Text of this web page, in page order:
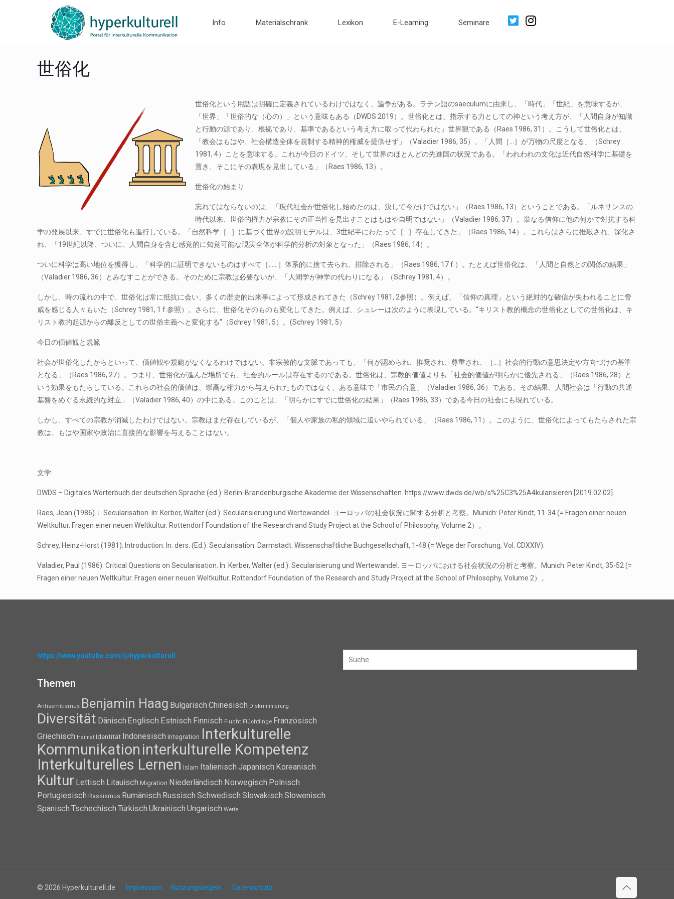
Info Materialschrank Lexikon E-Learning Seminare
世俗化
世俗化という用語は明確に定義されているわけではなく、論争がある。ラテン語のsaeculumに由来し、「時代」「世紀」を意味するが、
「世界」「世俗的な（心の）」という意味もある（DWDS 2019）。世俗化とは、指示する力としての神という考え方が、「人間自身が知識
と行動の源であり、根拠であり、基準であるという考え方に取って代わられた」世界観である（Raes 1986, 31）。こうして世俗化とは、
「教会はもはや、社会構造全体を規制する精神的権威を提供せず」（Valadier 1986, 35）、「人間［…］が万物の尺度となる」（Schrey
1981, 4）ことを意味する。これが今日のドイツ、そして世界のほとんどの先進国の状況である。「われわれの文化は近代自然科学に基礎を
置き、そこにその表現を見出している」（Raes 1986, 13）。
世俗化の始まり
忘れてはならないのは、「現代社会が世俗化し始めたのは、決して今だけではない」（Raes 1986, 13）ということである。「ルネサンスの
時代以来、世俗的権力が宗教にその正当性を見出すことはもはや自明ではない」（Valadier 1986, 37）。単なる信仰に他の何かで対抗する科
学の発展以来、すでに世俗化も進行している。「自然科学［…］に基づく世界の説明モデルは、3世紀半にわたって［…］存在してきた」（Raes 1986, 14）。これらはさらに推敲され、深化さ
れ、「19世紀以降、ついに、人間自身を含む感覚的に知覚可能な現実全体が科学的分析の対象となった」（Raes 1986, 14）。
ついに科学は高い地位を獲得し、「科学的に証明できないものはすべて［……］体系的に捨て去られ、排除される」（Raes 1986, 17 f.）。たとえば世俗化は、「人間と自然との関係の結果」
（Valadier 1986, 36）とみなすことができる。そのために宗教は必要ないが、「人間学が神学の代わりになる」（Schrey 1981, 4）。
しかし、時の流れの中で、世俗化は常に抵抗に会い、多くの歴史的出来事によって形成されてきた（Schrey 1981, 2参照）。例えば、「信仰の真理」という絶対的な確信が失われることに脅
威を感じる人々もいた（Schrey 1981, 1 f.参照）。さらに、世俗化そのものも変化してきた。例えば、シュレーは次のように表現している。“キリスト教的概念の世俗化としての世俗化は、キ
リスト教的起源からの離反としての世俗主義へと変化する“（Schrey 1981, 5）。(Schrey 1981, 5）
今日の価値観と規範
社会が世俗化したからといって、価値観や規範がなくなるわけではない。非宗教的な文脈であっても、「何が認められ、推奨され、尊重され、［…］社会的行動の意思決定や方向づけの基準
となる」（Raes 1986, 27）。つまり、世俗化が進んだ場所でも、社会的ルールは存在するのである。世俗化は、宗教的価値よりも「社会的価値が明らかに優先される」（Raes 1986, 28）と
いう効果をもたらしている。これらの社会的価値は、崇高な権力から与えられたものではなく、ある意味で「市民の合意」（Valadier 1986, 36）である。その結果、人間社会は「行動の共通
基盤をめぐる永続的な対立」（Valadier 1986, 40）の中にある。このことは、「明らかにすでに世俗化の結果」（Raes 1986, 33）である今日の社会にも現れている。
しかし、すべての宗教が消滅したわけではない。宗教はまだ存在しているが、「個人や家族の私的領域に追いやられている」（Raes 1986, 11）。このように、世俗化によってもたらされた宗
教は、もはや国家や政治に直接的な影響を与えることはない。
文学
DWDS – Digitales Wörterbuch der deutschen Sprache (ed.): Berlin-Brandenburgische Akademie der Wissenschaften. https://www.dwds.de/wb/s%25C3%25A4kularisieren [2019.02.02].
Raes, Jean (1986)： Secularisation. In: Kerber, Walter (ed.): Secularisierung und Wertewandel. ヨーロッパの社会状況に関する分析と考察。Munich: Peter Kindt, 11-34 (= Fragen einer neuen
Weltkultur. Fragen einer neuen Weltkultur. Rottendorf Foundation of the Research and Study Project at the School of Philosophy, Volume 2）。
Schrey, Heinz-Horst (1981): Introduction. In: ders. (Ed.): Secularisation. Darmstadt: Wissenschaftliche Buchgesellschaft, 1-48 (= Wege der Forschung, Vol. CDXXIV).
Valadier, Paul (1986): Critical Questions on Secularisation. In: Kerber, Walter (ed.): Secularisierung und Wertewandel. ヨーロッパにおける社会状況の分析と考察。Munich: Peter Kindt, 35-52 (=
Fragen einer neuen Weltkultur. Fragen einer neuen Weltkultur. Rottendorf Foundation of the Research and Study Project at the School of Philosophy, Volume 2）。
https://www.youtube.com/@hyperkulturell
Themen
Antisemitismus Benjamin Haag Bulgarisch Chinesisch Diskriminierung
Diversität Dänisch Englisch Estnisch Finnisch Flucht Flüchtlinge Französisch
Griechisch Heimat Identität Indonesisch Integration Interkulturelle
Kommunikation interkulturelle Kompetenz
Interkulturelles Lernen
Islam Italienisch Japanisch Koreanisch
Kultur Lettisch Litauisch Migration Niederländisch Norwegisch Polnisch
Portugiesisch Rassismus Rumänisch Russisch Schwedisch Slowakisch Slowenisch
Spanisch Tschechisch Türkisch Ukrainisch Ungarisch Werte
© 2026 Hyperkulturell.de Impressum Nutzungsregeln Datenschutz